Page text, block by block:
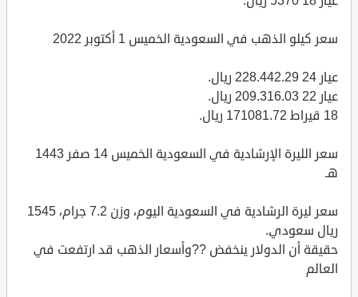
سعر كيلو الذهب في السعودية الخميس 1 أكتوبر 2022
عيار 24 228.442.29 ريال.
عيار 22 209.316.03 ريال.
18 قيراط 171081.72 ريال.
سعر الليرة الإرشادية في السعودية الخميس 14 صفر 1443
هـ
سعر ليرة الرشادية في السعودية اليوم، وزن 7.2 جرام، 1545
ريال سعودي.
حقيقة أن الدولار ينخفض ??وأسعار الذهب قد ارتفعت في
العالم